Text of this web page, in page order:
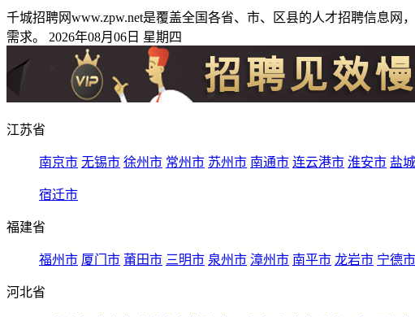
千城招聘网www.zpw.net是覆盖全国各省、市、区县的人才招聘信息
需求。 2026年08月06日 星期四
江苏省
南京市 无锡市 徐州市 常州市 苏州市 南通市 连云港市 淮安市 盐
宿迁市
福建省
福州市 厦门市 莆田市 三明市 泉州市 漳州市 南平市 龙岩市 宁德市
河北省